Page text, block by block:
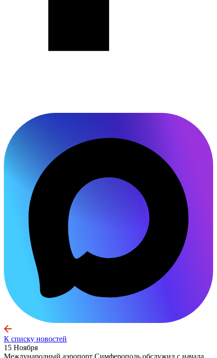
К списку новостей
15 Ноября
Международный аэропорт Симферополь обслужил с начала